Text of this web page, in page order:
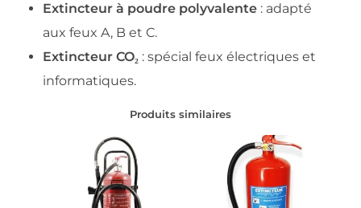
Extincteur à poudre polyvalente: adapté
aux feux A, B et C.
Extincteur CO₂: spécial feux électriques et
informatiques.
Produits similaires